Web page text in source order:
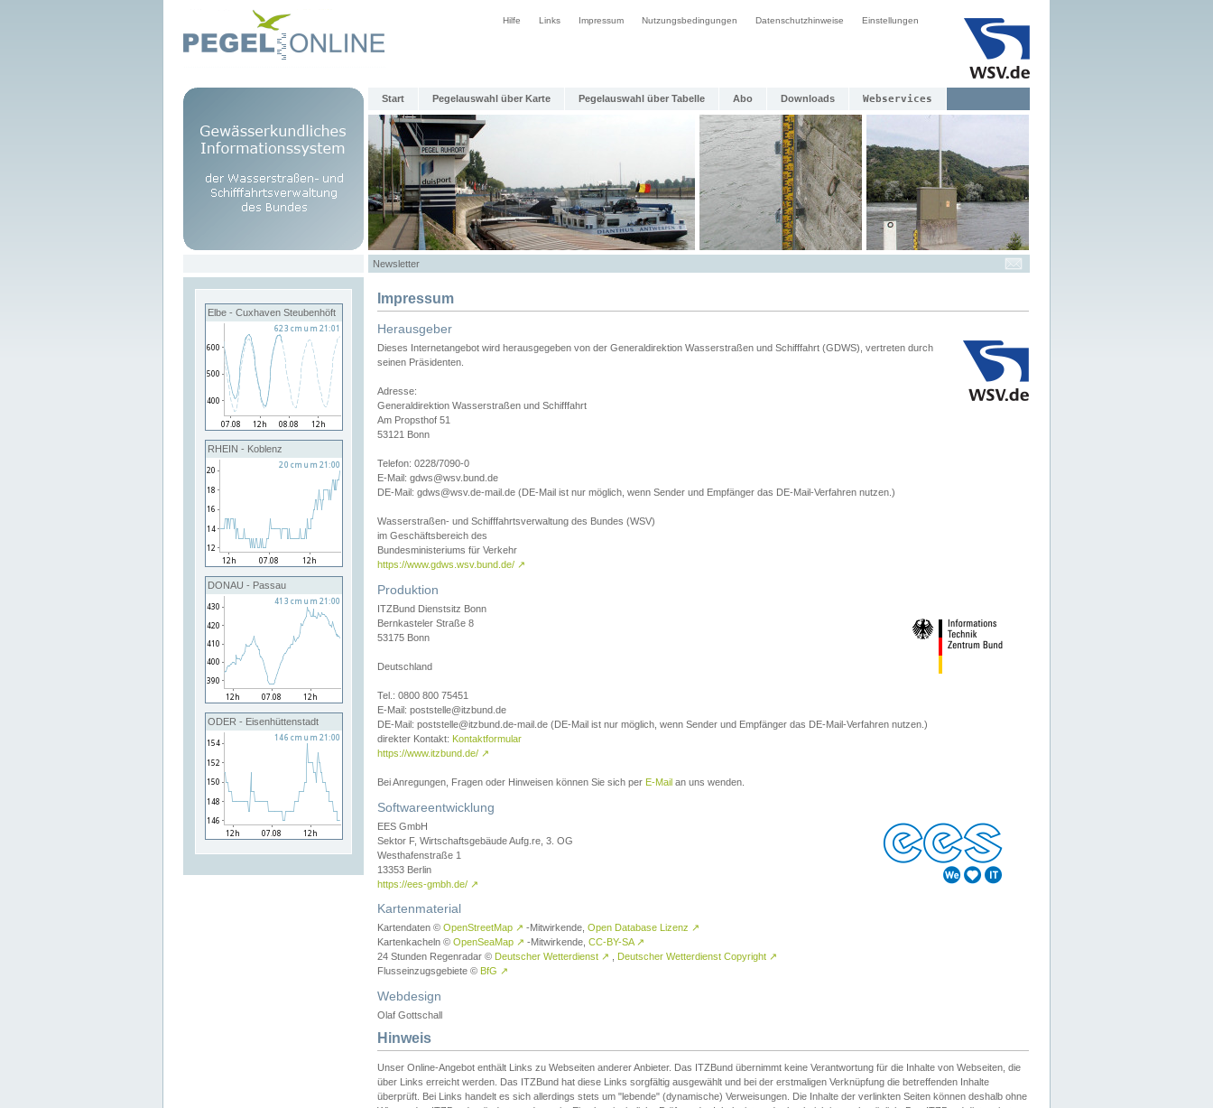
Hilfe Links Impressum Nutzungsbedingungen Datenschutzhinweise Einstellungen
Start Pegelauswahl über Karte Pegelauswahl über Tabelle Abo Downloads Webservices
Newsletter
Elbe - Cuxhaven Steubenhöft
RHEIN - Koblenz
DONAU - Passau
ODER - Eisenhüttenstadt
Impressum
Herausgeber
Dieses Internetangebot wird herausgegeben von der Generaldirektion Wasserstraßen und Schifffahrt (GDWS), vertreten durch
seinen Präsidenten.
Adresse:
Generaldirektion Wasserstraßen und Schifffahrt
Am Propsthof 51
53121 Bonn
Telefon: 0228/7090-0
E-Mail: gdws@wsv.bund.de
DE-Mail: gdws@wsv.de-mail.de (DE-Mail ist nur möglich, wenn Sender und Empfänger das DE-Mail-Verfahren nutzen.)
Wasserstraßen- und Schifffahrtsverwaltung des Bundes (WSV)
im Geschäftsbereich des
Bundesministeriums für Verkehr
https://www.gdws.wsv.bund.de/ ↗
Produktion
ITZBund Dienstsitz Bonn
Bernkasteler Straße 8
53175 Bonn
Deutschland
Tel.: 0800 800 75451
E-Mail: poststelle@itzbund.de
DE-Mail: poststelle@itzbund.de-mail.de (DE-Mail ist nur möglich, wenn Sender und Empfänger das DE-Mail-Verfahren nutzen.)
direkter Kontakt: Kontaktformular
https://www.itzbund.de/ ↗
Bei Anregungen, Fragen oder Hinweisen können Sie sich per E-Mail an uns wenden.
Softwareentwicklung
EES GmbH
Sektor F, Wirtschaftsgebäude Aufg.re, 3. OG
Westhafenstraße 1
13353 Berlin
https://ees-gmbh.de/ ↗
Kartenmaterial
Kartendaten © OpenStreetMap ↗ -Mitwirkende, Open Database Lizenz ↗
Kartenkacheln © OpenSeaMap ↗ -Mitwirkende, CC-BY-SA ↗
24 Stunden Regenradar © Deutscher Wetterdienst ↗ Deutscher Wetterdienst Copyright ↗
Flusseinzugsgebiete © BfG ↗
Webdesign
Olaf Gottschall
Hinweis
Unser Online-Angebot enthält Links zu Webseiten anderer Anbieter. Das ITZBund übernimmt keine Verantwortung für die Inhalte von Webseiten, die
über Links erreicht werden. Das ITZBund hat diese Links sorgfältig ausgewählt und bei der erstmaligen Verknüpfung die betreffenden Inhalte
überprüft. Bei Links handelt es sich allerdings stets um "lebende" (dynamische) Verweisungen. Die Inhalte der verlinkten Seiten können deshalb ohne